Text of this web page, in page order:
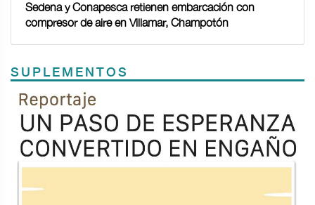
Sedena y Conapesca retienen embarcación con
compresor de aire en Villamar, Champotón
SUPLEMENTOS